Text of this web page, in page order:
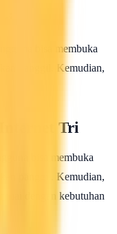
bisa membuka
panggil. Kemudian,
Tri
bisa membuka
panggil. Kemudian,
dengan kebutuhan